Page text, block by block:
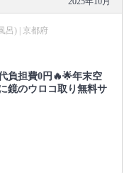
呂) | 京都府
負担費0円🔥🌟年末空
鏡のウロコ取り無料サ